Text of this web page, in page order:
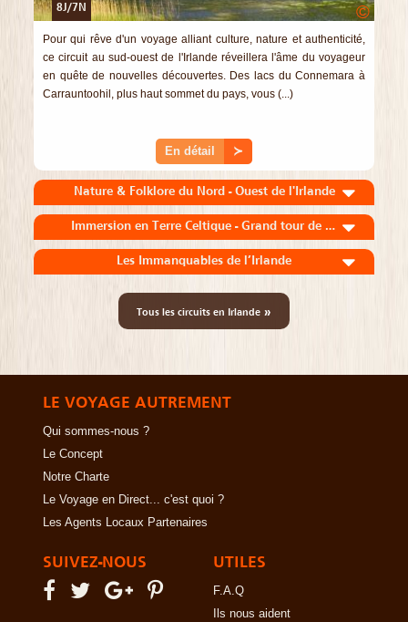
8J/7N ©
Pour qui rêve d'un voyage alliant culture, nature et authenticité,
ce circuit au sud-ouest de l'Irlande réveillera l'âme du voyageur
en quête de nouvelles découvertes. Des lacs du Connemara à
Carrauntoohil, plus haut sommet du pays, vous (...)
En détail ≻
Nature & Folklore du Nord - Ouest de l'Irlande
Immersion en Terre Celtique - Grand tour de l'Irlande
Les Immanquables de l’Irlande
Tous les circuits en Irlande »
LE VOYAGE AUTREMENT
Qui sommes-nous ?
Le Concept
Notre Charte
Le Voyage en Direct... c'est quoi ?
Les Agents Locaux Partenaires
SUIVEZ-NOUS UTILES
F.A.Q
Ils nous aident